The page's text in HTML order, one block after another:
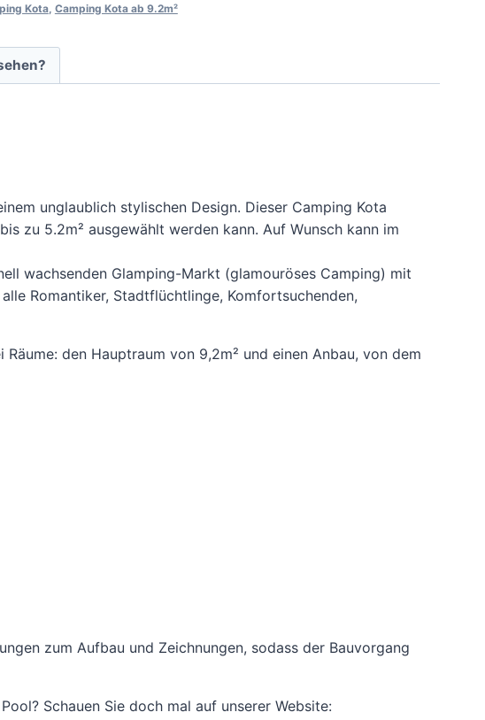
Kota, Camping Kota ab 9.2m²
unglaublich stylischen Design. Dieser Camping Kota
zu 5.2m² ausgewählt werden kann. Auf Wunsch kann im
wachsenden Glamping-Markt (glamouröses Camping) mit
Romantiker, Stadtflüchtlinge, Komfortsuchenden,
den Hauptraum von 9,2m² und einen Anbau, von dem
zum Aufbau und Zeichnungen, sodass der Bauvorgang
Schauen Sie doch mal auf unserer Website: